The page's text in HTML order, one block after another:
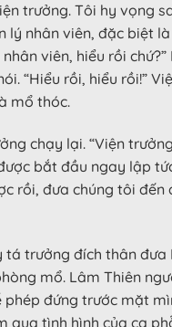
trưởng. Tôi hy vọng
lý nhân viên, đặc biệt
viên, hiểu rồi
“Hiểu rồi, hiểu rồi!”
mổ thóc.
chạy lại. “Viện
bắt đầu ngay lập
rồi, đưa chúng tôi đến
tá trưởng đích thân đưa
mổ. Lâm Thiên
đứng trước mặt
qua tình hình của ca